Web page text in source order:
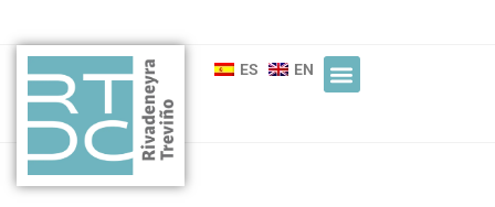
ES EN